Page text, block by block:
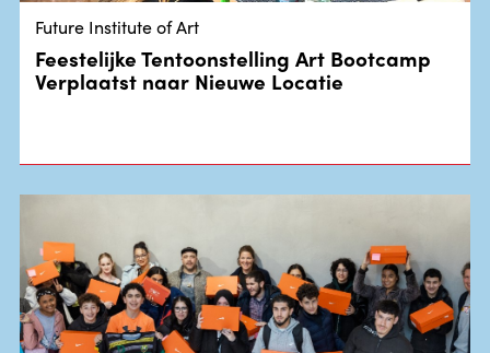
Future Institute of Art
Feestelijke Tentoonstelling Art Bootcamp
Verplaatst naar Nieuwe Locatie